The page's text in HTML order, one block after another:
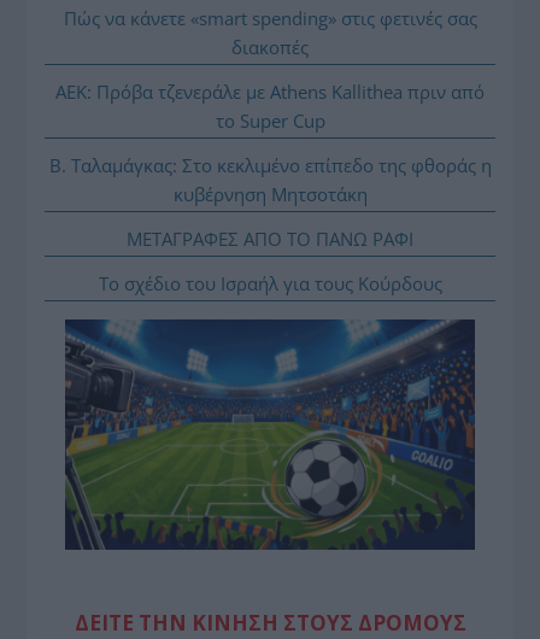
Πώς να κάνετε «smart spending» στις φετινές σας
διακοπές
ΑΕΚ: Πρόβα τζενεράλε με Athens Kallithea πριν από
το Super Cup
Β. Ταλαμάγκας: Στο κεκλιμένο επίπεδο της φθοράς η
κυβέρνηση Μητσοτάκη
ΜΕΤΑΓΡΑΦΕΣ ΑΠΟ ΤΟ ΠΑΝΩ ΡΑΦΙ
Το σχέδιο του Ισραήλ για τους Κούρδους
ΔΕΙΤΕ ΤΗΝ ΚΙΝΗΣΗ ΣΤΟΥΣ ΔΡΌΜΟΥΣ